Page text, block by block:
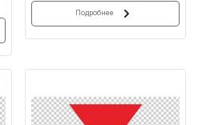
Подробнее